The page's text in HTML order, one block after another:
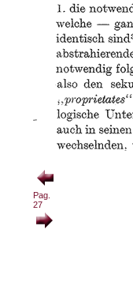
Pag.
27